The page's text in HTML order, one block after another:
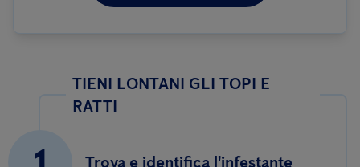
TIENI LONTANI GLI TOPI E
RATTI
Trova e identifica l'infestante